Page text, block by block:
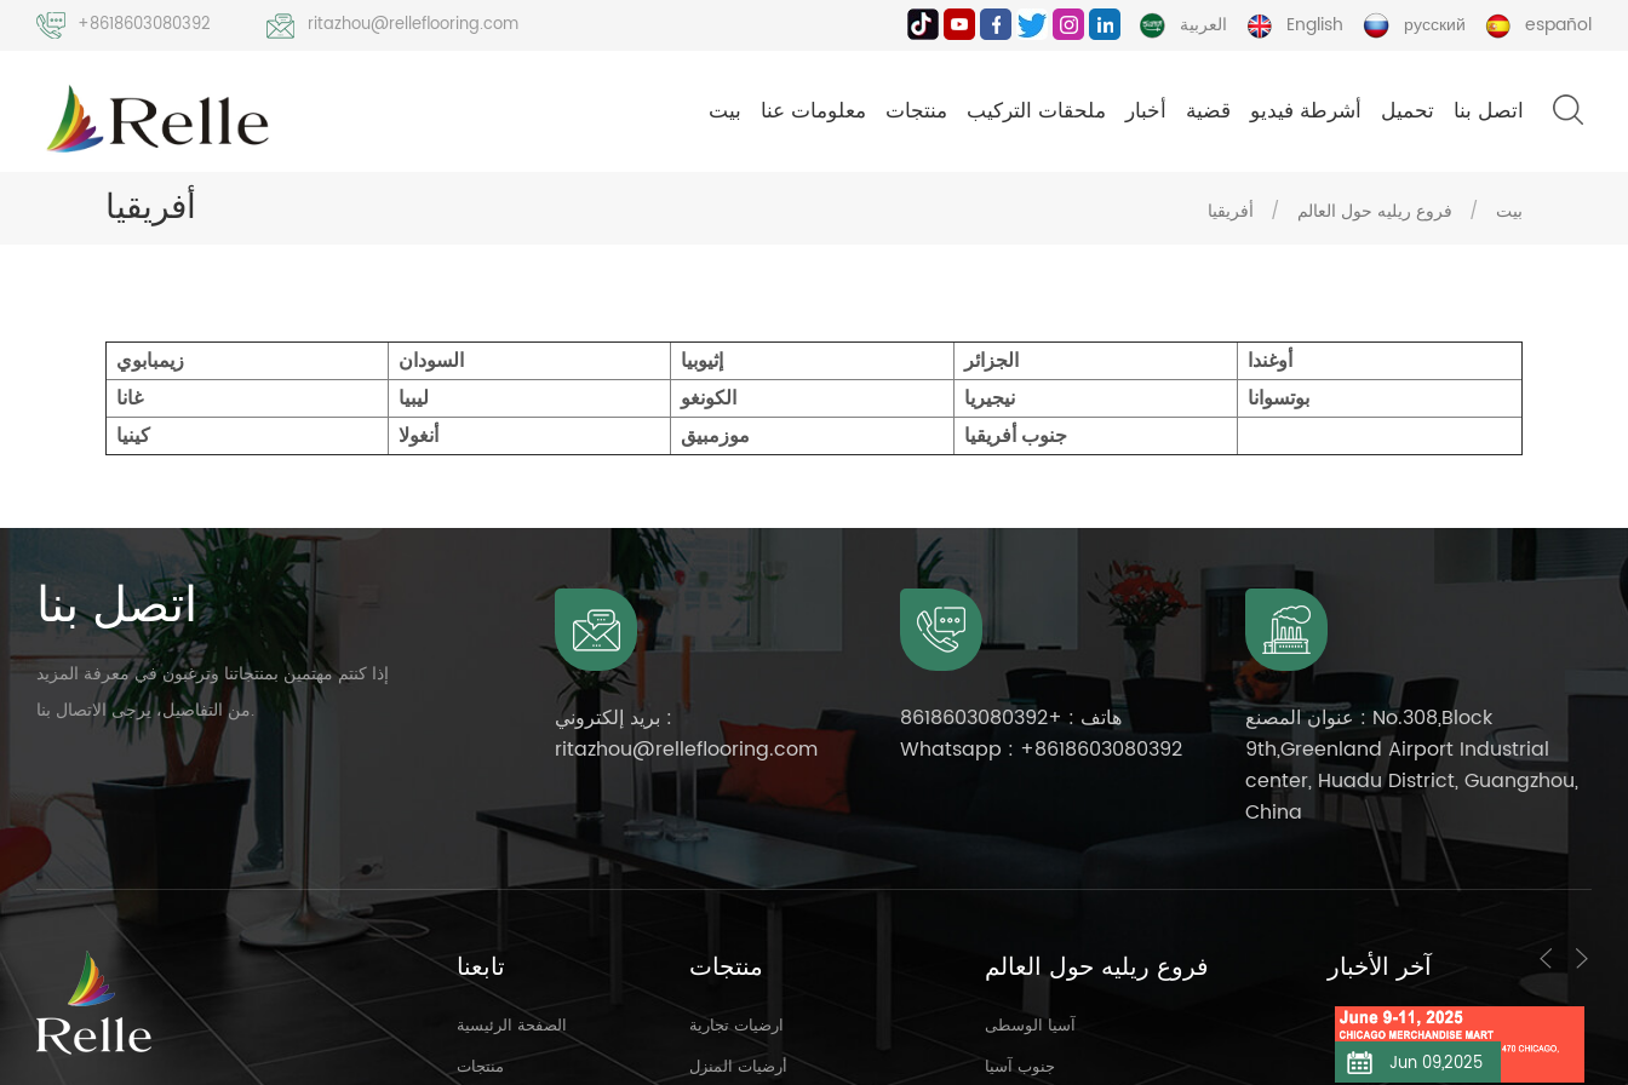
+8618603080392 ritazhou@relleflooring.com العربية English русский español
بيت معلومات عنا منتجات ملحقات التركيب أخبار قضية أشرطة فيديو تحميل اتصل بنا
أفريقيا بيت / فروع ريليه حول العالم / أفريقيا
زيمبابوي السودان إثيوبيا الجزائر
أوغندا
غانا
ليبيا الكونغو نيجيريا
بوتسوانا
كينيا
أنغولا موزمبيق جنوب أفريقيا
اتصل بنا
إذا كنتم مهتمين بمنتجاتنا وترغبون في معرفة المزيد
من التفاصيل، يرجى الاتصال بنا.
بريد إلكتروني :
ritazhou@relleflooring.com
هاتف : +8618603080392
Whatsapp : +8618603080392
عنوان المصنع : No.308,Block
9th,Greenland Airport Industrial
center, Huadu District, Guangzhou,
China
تابعنا
الصفحة الرئيسية
منتجات
منتجات
ارضيات تجارية
أرضيات المنزل
فروع ريليه حول العالم
آسيا الوسطى
جنوب آسيا
آخر الأخبار
Jun 09,2025